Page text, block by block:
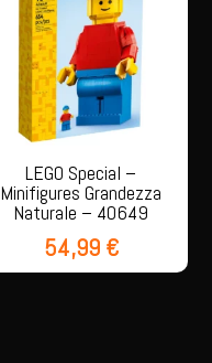
LEGO Special –
Minifigures Grandezza
Naturale – 40649
54,99 €